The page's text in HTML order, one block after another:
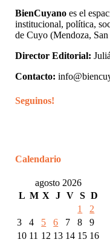
BienCuyano es el
institucional, política,
de Cuyo (Mendoza,
Director Editorial:
Contacto:
Seguinos!
Calendario
agosto 2026
L M X J V S D
1
2
3
4 5 6 7 8
9
10 11 12 13 14 15 16